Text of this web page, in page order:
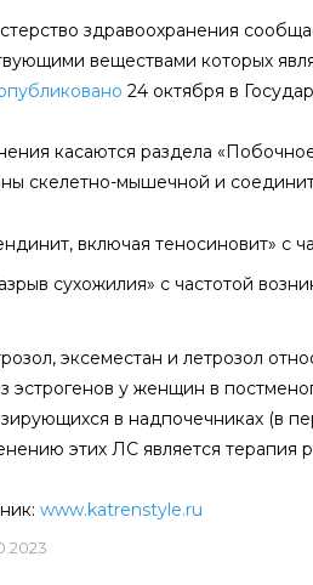
здравоохранения
веществами которых
24 октября в
касаются раздела
скелетно-мышечной и
включая теносиновит» с
сухожилия» с частотой
эксеместан и летрозол
эстрогенов у женщин в
в надпочечниках (в
этих ЛС является терапия
www.katrenstyle.ru